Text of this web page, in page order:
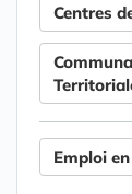
Centres
Emploi